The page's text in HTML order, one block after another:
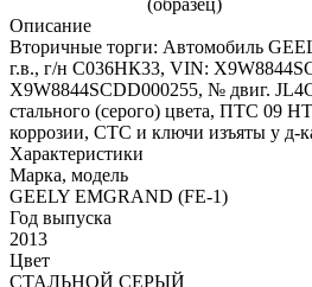
Описание
Вторичные торги: Автомобиль
г.в., г/н С036НК33, VIN:
X9W8844SCDD000255, № двиг.
стального (серого) цвета, ПТС 09
коррозии, СТС и ключи изъяты у д-
Характеристики
Марка, модель
GEELY EMGRAND (FE-1)
Год выпуска
2013
Цвет
СТАЛЬНОЙ СЕРЫЙ